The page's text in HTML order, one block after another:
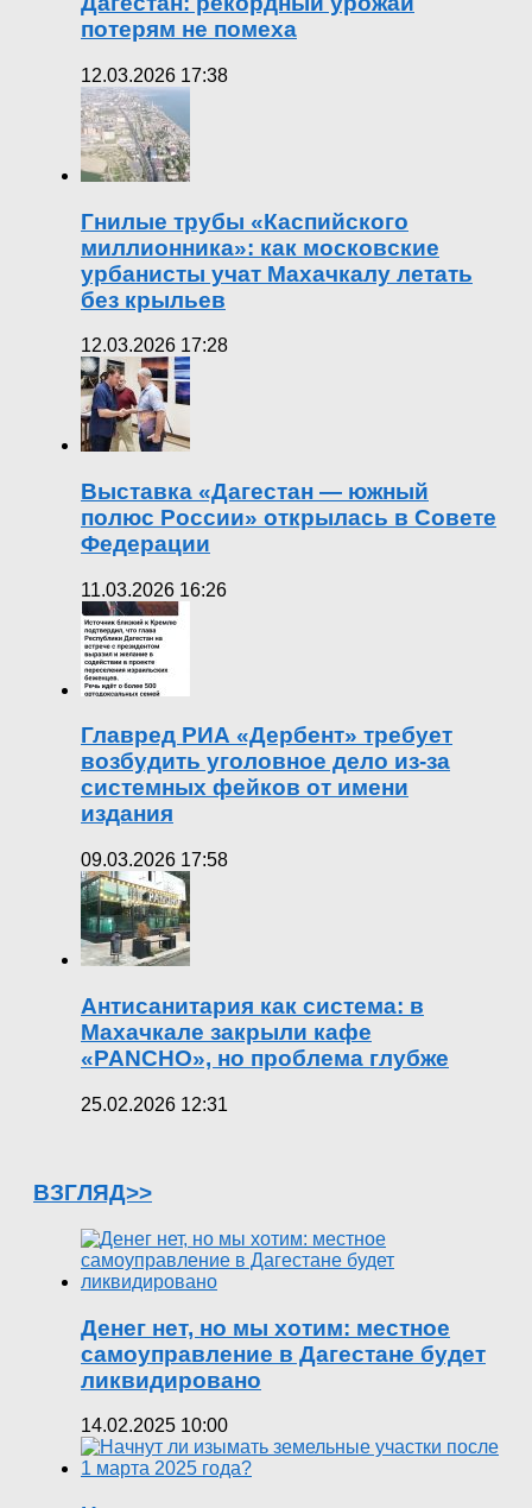
потерям не помеха
12.03.2026 17:38
Гнилые трубы «Каспийского
миллионника»: как московские
урбанисты учат Махачкалу летать
без крыльев
12.03.2026 17:28
Выставка «Дагестан — южный
полюс России» открылась в Совете
Федерации
11.03.2026 16:26
Главред РИА «Дербент» требует
возбудить уголовное дело из-за
системных фейков от имени
издания
09.03.2026 17:58
Антисанитария как система: в
Махачкале закрыли кафе
«PANCHO», но проблема глубже
25.02.2026 12:31
ВЗГЛЯД>>
Денег нет, но мы хотим: местное
самоуправление в Дагестане будет
ликвидировано
14.02.2025 10:00